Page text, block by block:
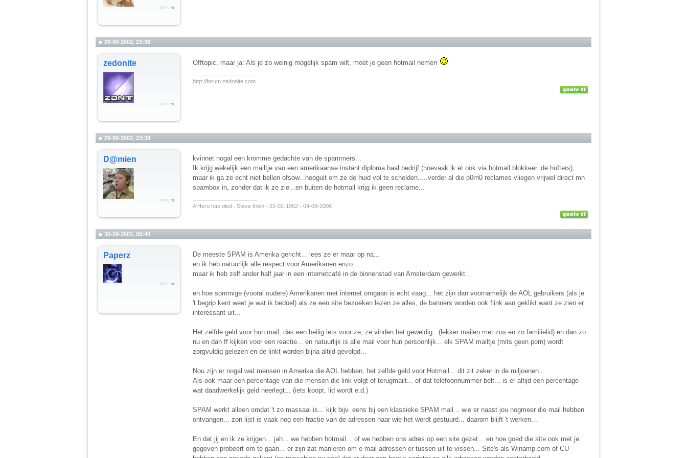
29-09-2002, 23:38
zedonite
Offtopic, maar ja: Als je zo weinig mogelijk spam wilt, moet je geen hotmail nemen
http://forum.zedonite.com
29-09-2002, 23:39
D@mien
kvinnet nogal een kromme gedachte van de spammers...
Ik krijg wekelijk een mailtje van een amerikaanse instant diploma haal bedrijf (hoevaak ik et ook via hotmail blokkeer..de hufters),
maar ik ga ze echt niet bellen ofsow...hooguit om ze de huid vol te schelden.....verder al die p0rn0 reclames vliegen vrijwel direct mn
spambox in, zonder dat ik ze zie...en buiten de hotmail krijg ik geen reclame...
A Hero has died.. Steve Irwin - 22-02-1962 - 04-09-2006
30-09-2002, 00:40
Paperz
De meeste SPAM is Amerika gericht... lees ze er maar op na...
en ik heb natuurlijk alle respect voor Amerikanen enzo...
maar ik heb zelf ander half jaar in een internetcafé in de binnenstad van Amsterdam gewerkt...
en hoe sommige (vooral oudere) Amerikanen met internet omgaan is echt vaag... het zijn dan voornamelijk de AOL gebruikers (als je
't begrip kent weet je wat ik bedoel) als ze een site bezoeken lezen ze alles, de banners worden ook flink aan geklikt want ze zien er
interessant uit...
Het zelfde geld voor hun mail, das een heilig iets voor ze, ze vinden het geweldig.. (lekker mailen met zus en zo familielid) en dan zo
nu en dan ff kijken voor een reactie... en natuurlijk is alle mail voor hun persoonlijk... elk SPAM mailtje (mits geen porn) wordt
zorgvuldig gelezen en de linkt worden bijna altijd gevolgd...
Nou zijn er nogal wat mensen in Amerika die AOL hebben, het zelfde geld voor Hotmail... dit zit zeker in de miljoenen...
Als ook maar een percentage van die mensen die link volgt of terugmailt... of dat telefoonnummer belt... is er altijd een percentage
wat daadwerkelijk geld neerlegt... (iets koopt, lid wordt e.d.)
SPAM werkt alleen omdat 't zo massaal is... kijk bijv. eens bij een klassieke SPAM mail... wie er naast jou nogmeer die mail hebben
ontvangen... zon lijst is vaak nog een fractie van de adressen naar wie het wordt gestuurd... daarom blijft 't werken...
En dat jij en ik ze krijgen... jah... we hebben hotmail... of we hebben ons adres op een site gezet... en hoe goed die site ook met je
gegeven probeert om te gaan... er zijn zat manieren om e-mail adressen er tussen uit te vissen... Site's als Winamp.com of CU